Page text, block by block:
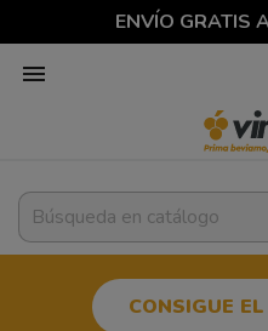
ENVÍO GRATIS

CONSIGUE